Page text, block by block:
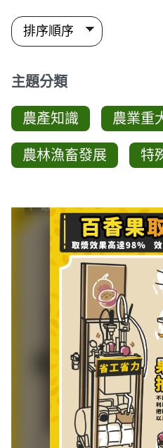
主題分類
農產知識 農業重
農林漁畜發展 特
圖卡列表